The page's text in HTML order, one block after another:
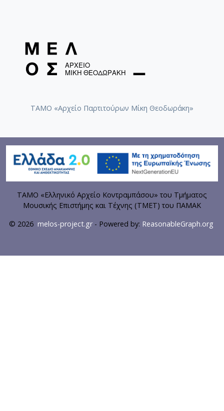
ΤΑΜΟ «Αρχείο Παρτιτούρων Μίκη Θεοδωράκη»
ΤΑΜΟ «Ελληνικό Αρχείο Κοντραμπάσου» του Τμήματος
Μουσικής Επιστήμης και Τέχνης (ΤΜΕΤ) του ΠΑΜΑΚ
© 2026 melos-project.gr- Powered by: ReasonableGraph.org